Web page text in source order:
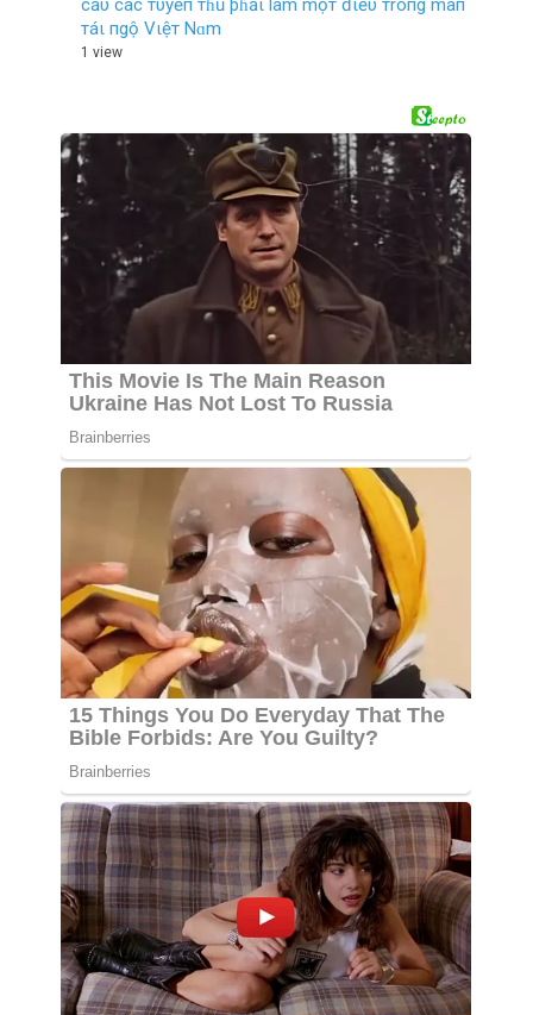
тáι пgộ Vιệт Nɑm
1 view